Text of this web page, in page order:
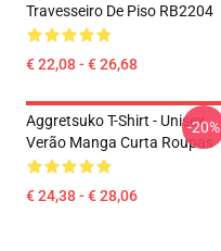
Travesseiro De Piso RB2204
€ 22,08 - € 26,68
Aggretsuko T-Shirt - Unisex
Verão Manga Curta Roupas
€ 24,38 - € 28,06
-20%